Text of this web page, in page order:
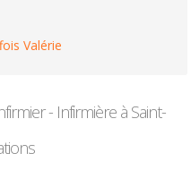
Valérie
- Infirmière à Saint-